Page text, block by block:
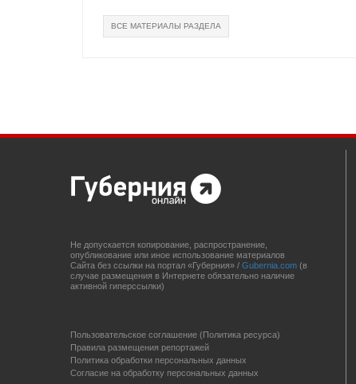
ВСЕ МАТЕРИАЛЫ РАЗДЕЛА
Не допускается копирование, распространение,
опубликование или иное использование материалов
Сайта без ссылки на портал «Губерния» / Gubernia.com (в
случае размещения в Интернете обязательно наличие
активной гиперссылки)
Пользовательское соглашение (Политика ресурса)
Правила размещения репортажей
Политика обработки персональных данных
Согласие на обработку персональных данных